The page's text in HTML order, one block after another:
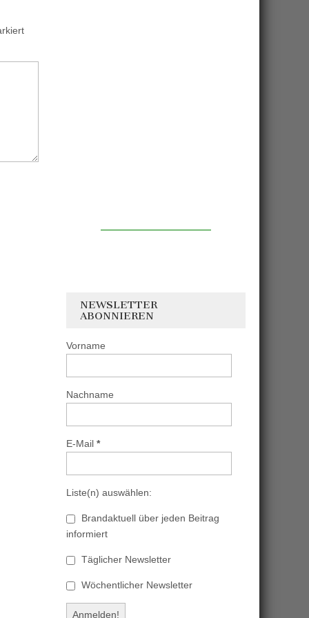
NEWSLETTER
ABONNIEREN
Vorname
Nachname
E-Mail *
Liste(n) auswählen:
Brandaktuell über jeden Beitrag
informiert
Täglicher Newsletter
Wöchentlicher Newsletter